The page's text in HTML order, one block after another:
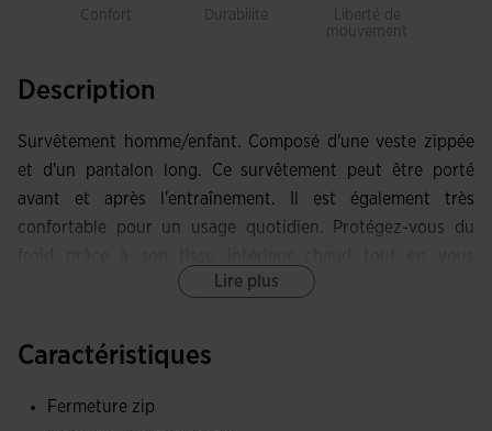
Confort Durabilité
Liberté de
mouvement
Description
Survêtement homme/enfant. Composé d'une veste zippée
et d'un pantalon long. Ce survêtement peut être porté
avant et après l'entraînement. Il est également très
confortable pour un usage quotidien. Protégez-vous du
déplaçant en toute liberté.
poches latérales pour ranger vos indispensables. Elle est
poignets, ce qui permet un ajustement parfait pour isoler
Lire plus
Caractéristiques
Fermeture zip